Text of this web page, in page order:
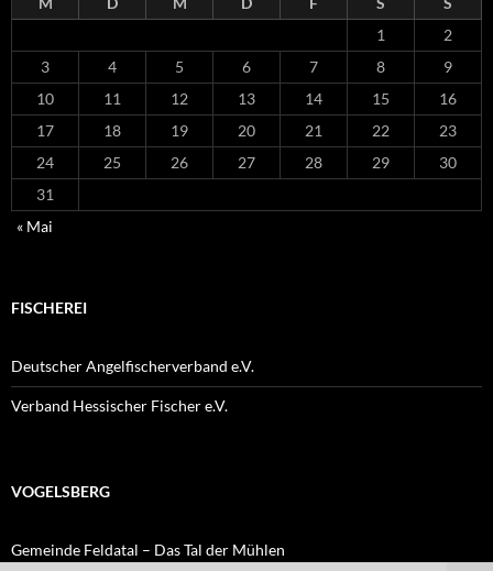
1
2
3
4 5 6 7 8
9
10
11 12 13 14 15
16
17
18 19 20 21 22
23
24
25 26 27 28 29
30
31
« Mai
FISCHEREI
Deutscher Angelfischerverband e.V.
Verband Hessischer Fischer e.V.
VOGELSBERG
Gemeinde Feldatal – Das Tal der Mühlen